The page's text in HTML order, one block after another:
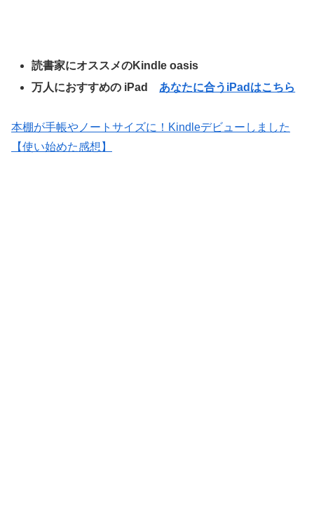
読書家にオススメのKindle oasis
万人におすすめの iPad あなたに合うiPadはこちら
本棚が手帳やノートサイズに！Kindleデビューしました
【使い始めた感想】